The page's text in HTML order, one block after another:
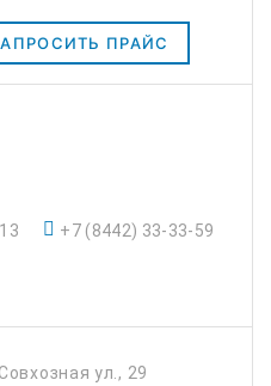
ПРАЙС
+7 (8442) 33-33-59
Совхозная ул., 29